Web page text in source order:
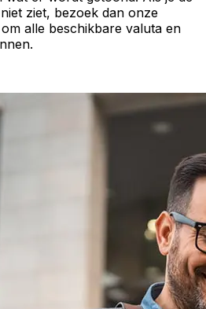
ziet, bezoek dan onze
om alle beschikbare valuta en